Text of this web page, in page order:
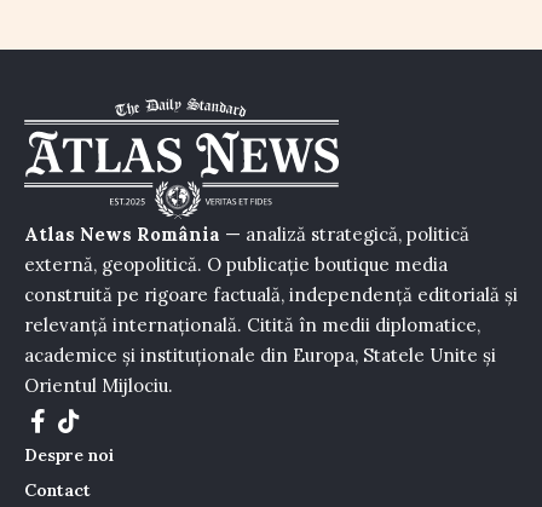
Atlas News România — analiză strategică, politică
externă, geopolitică. O publicație boutique media
construită pe rigoare factuală, independență editorială și
relevanță internațională. Citită în medii diplomatice,
academice și instituționale din Europa, Statele Unite și
Orientul Mijlociu.
Despre noi
Contact